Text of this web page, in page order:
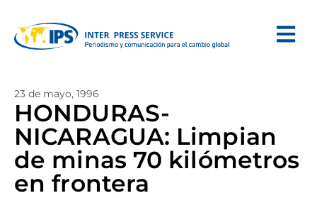
23 de mayo, 1996
HONDURAS-
NICARAGUA: Limpian
de minas 70 kilómetros
en frontera